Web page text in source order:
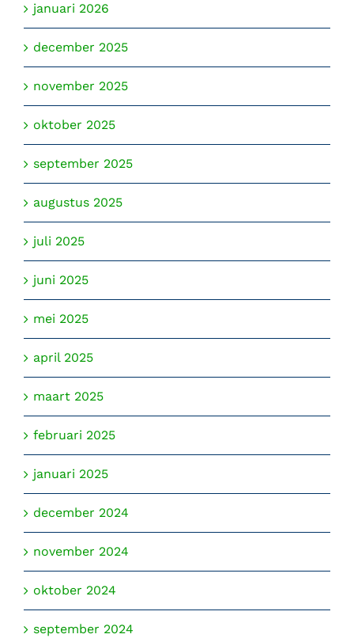
januari 2026
december 2025
november 2025
oktober 2025
september 2025
augustus 2025
juli 2025
juni 2025
mei 2025
april 2025
maart 2025
februari 2025
januari 2025
december 2024
november 2024
oktober 2024
september 2024